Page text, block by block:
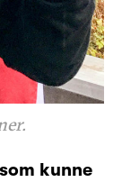
kunne